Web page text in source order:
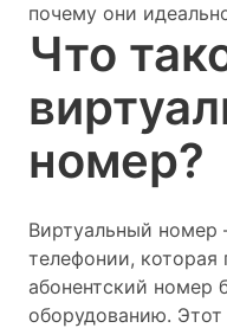
почему они
Что
номер?
Виртуальный номер
телефонии, которая
абонентский номер
оборудованию.